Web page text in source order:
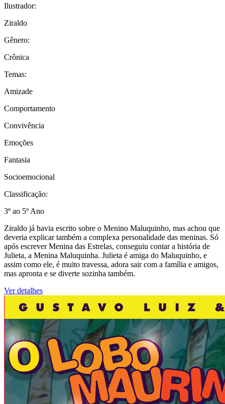
Ilustrador:
Ziraldo
Gênero:
Crônica
Temas:
Amizade
Comportamento
Convivência
Emoções
Fantasia
Socioemocional
Classificação:
3º ao 5º Ano
Ziraldo já havia escrito sobre o Menino Maluquinho, mas achou que
deveria explicar também a complexa personalidade das meninas. Só
após escrever Menina das Estrelas, conseguiu contar a história de
Julieta, a Menina Maluquinha. Julieta é amiga do Maluquinho, e
assim como ele, é muito travessa, adora sair com a família e amigos,
mas apronta e se diverte sozinha também.
Ver detalhes